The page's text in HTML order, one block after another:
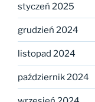
styczeń 2025
grudzień 2024
listopad 2024
październik 2024